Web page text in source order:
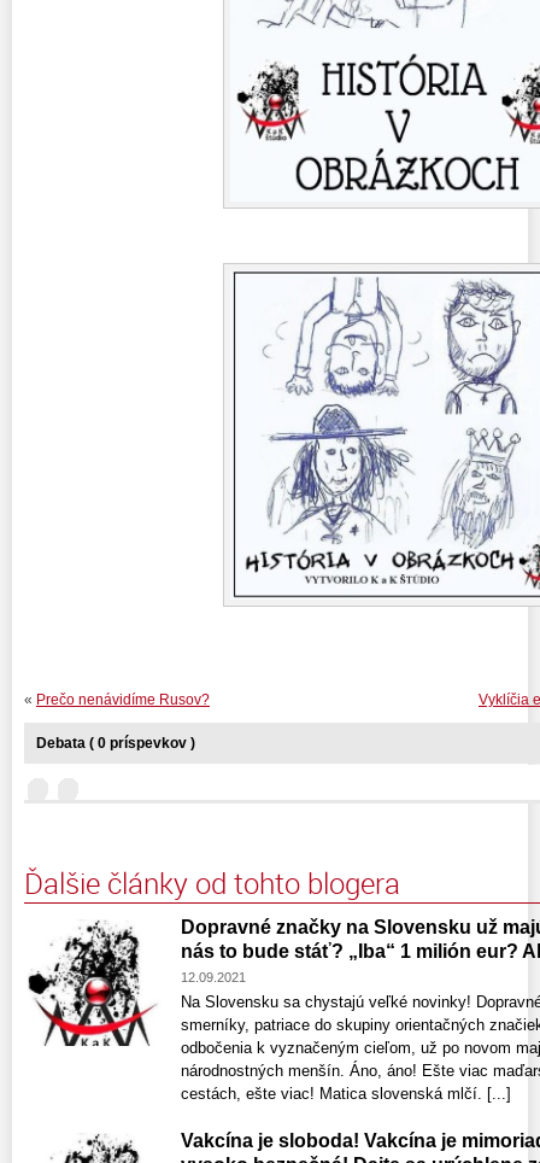
Vyklíčia
« Prečo nenávidíme Rusov?
Debata ( 0 príspevkov )
Ďalšie články od tohto blogera
Dopravné značky na Slovensku už
nás to bude stáť? „Iba“ 1 milión eur?
12.09.2021
Na Slovensku sa chystajú veľké novinky!
smerníky, patriace do skupiny orientačných
odbočenia k vyznačeným cieľom, už po novom
národnostných menšín. Áno, áno! Ešte viac
cestách, ešte viac! Matica slovenská mlčí. [...]
Vakcína je sloboda! Vakcína je